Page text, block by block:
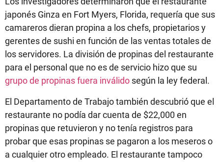
japonés Ginza en Fort Myers, Florida, requería que sus
camareros dieran propina a los chefs, propietarios y
gerentes de sushi en función de las ventas totales de
los servidores. La división de propinas del restaurante
para el personal que no es de servicio hizo que su
grupo de propinas fuera inválido según la ley federal.
El Departamento de Trabajo también descubrió que el
restaurante no podía dar cuenta de $22,000 en
propinas que retuvieron y no tenía registros para
probar que esas propinas se pagaron a los meseros o
a cualquier otro empleado. El restaurante tampoco